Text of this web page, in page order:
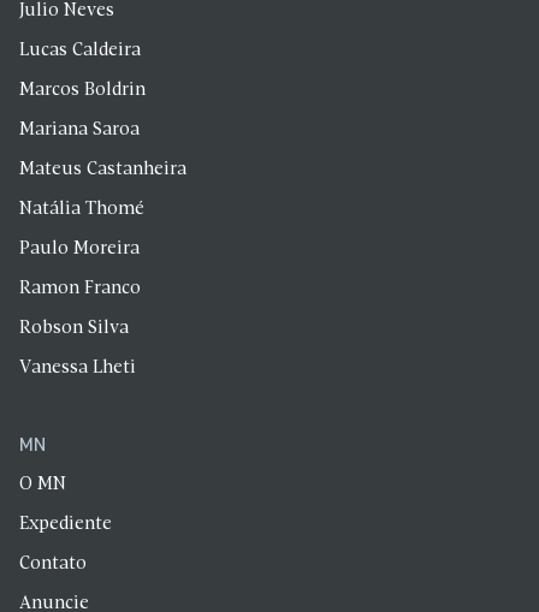
Julio Neves
Lucas Caldeira
Marcos Boldrin
Mariana Saroa
Mateus Castanheira
Natália Thomé
Paulo Moreira
Ramon Franco
Robson Silva
Vanessa Lheti
MN
O MN
Expediente
Contato
Anuncie